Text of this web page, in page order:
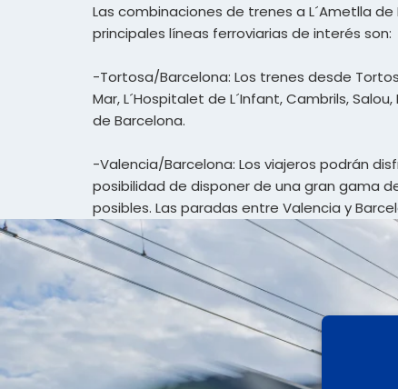
Las combinaciones de trenes a L´Ametlla
principales líneas ferroviarias de interés son:
-Tortosa/Barcelona: Los trenes desde
Mar, L´Hospitalet de L´Infant, Cambrils,
de Barcelona.
-Valencia/Barcelona: Los viajeros podrán
posibilidad de disponer de una gran gama
posibles. Las paradas entre Valencia y